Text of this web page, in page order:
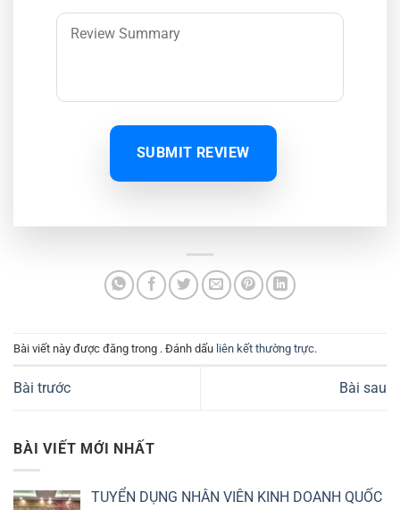
SUBMIT REVIEW
Bài viết này được đăng trong . Đánh dấu liên kết thường trực.
Bài trước Bài sau
BÀI VIẾT MỚI NHẤT
TUYỂN DỤNG NHÂN VIÊN KINH DOANH QUỐC